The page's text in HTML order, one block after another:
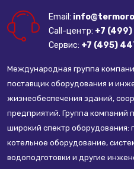
Email:
Call-центр: +7 (499)
Сервис: +7 (495)
Международная группа
поставщик оборудования и
жизнеобеспечения зданий,
предприятий. Группа компаний
широкий спектр
котельное оборудование,
водоподготовки и другие